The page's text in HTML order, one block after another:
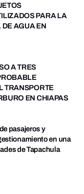
PARA LA
AGUA EN
A TRES
TRANSPORTE
EN CHIAPAS
pasajeros y
en una
de Tapachula